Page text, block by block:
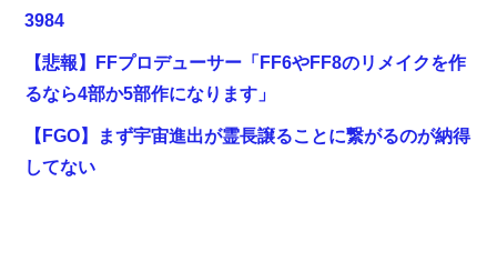
3984
【悲報】FFプロデューサー「FF6やFF8のリメイクを作
るなら4部か5部作になります」
【FGO】まず宇宙進出が霊長譲ることに繋がるのが納得
してない